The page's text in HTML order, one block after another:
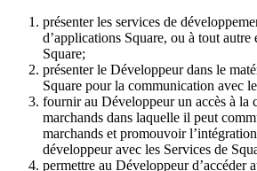
présenter les services de
d’applications Square, ou à tout
Square;
présenter le Développeur dans le
Square pour la communication avec
fournir au Développeur un accès à la
marchands dans laquelle il peut
marchands et promouvoir
développeur avec les Services de
permettre au Développeur d’accéder